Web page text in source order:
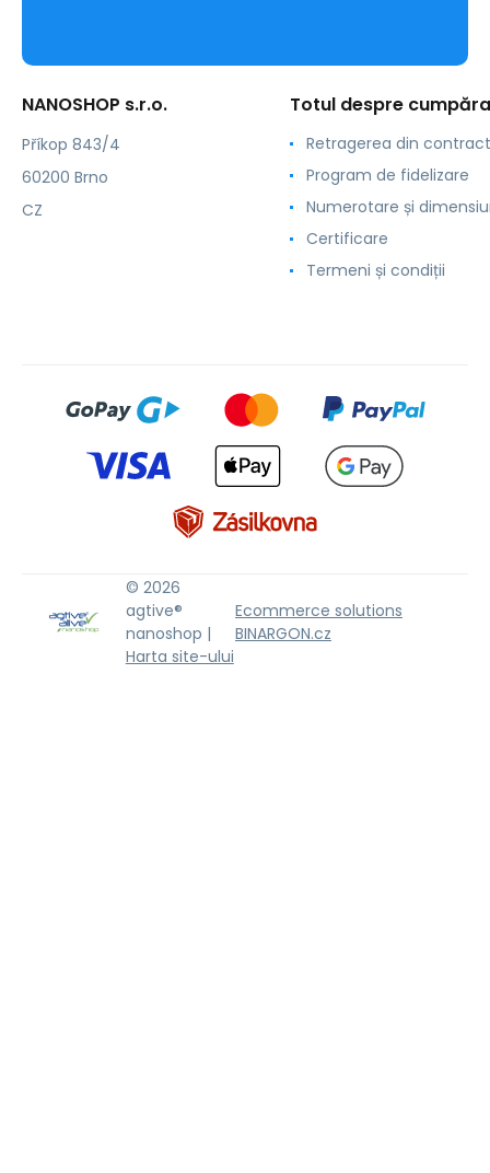
NANOSHOP s.r.o.
Příkop 843/4
60200 Brno
CZ
Totul despre
Retragerea din contract
Program de fidelizare
Numerotare și
Certificare
Termeni și condiții
© 2026
agtive®
nanoshop |
Harta site-ului
Ecommerce solutions
BINARGON.cz